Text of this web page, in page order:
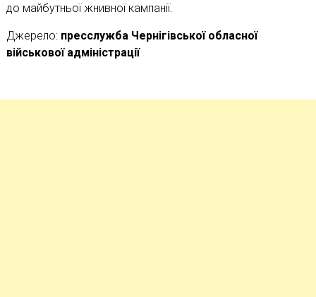
до майбутньої жнивної кампанії.
Джерело: пресслужба Чернігівської обласної
військової адміністрації